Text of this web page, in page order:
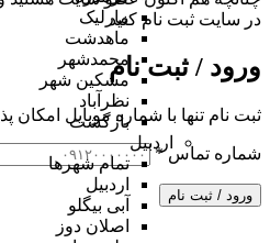
در سایت ثبت نام کنید
ورود / ثبت نام
ثبت نام تنها با شماره موبایل امکان
شماره تماس*
ورود / ثبت نام
مارلیک
ماهدشت
محمدشهر
مشکین شهر
نظرآباد
بازگشت
اردبیل
تمام شهر‌ها
اردبیل
آبی بیگلو
اصلان دوز